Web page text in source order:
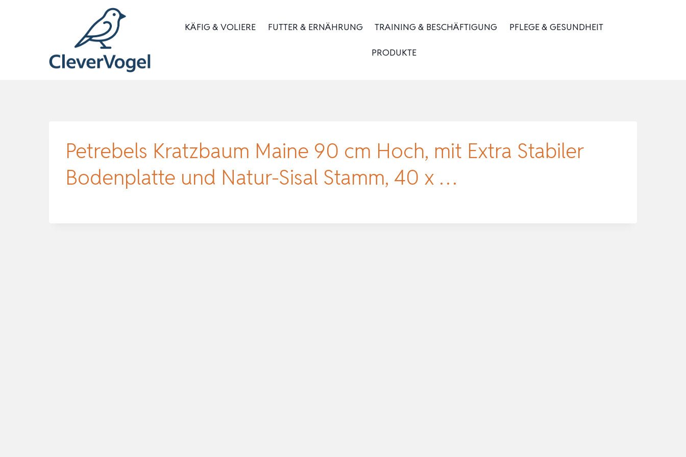
KÄFIG & VOLIERE FUTTER & ERNÄHRUNG TRAINING & BESCHÄFTIGUNG PFLEGE & GESUNDHEIT
PRODUKTE
Petrebels Kratzbaum Maine 90 cm Hoch, mit Extra Stabiler
Bodenplatte und Natur-Sisal Stamm, 40 x …